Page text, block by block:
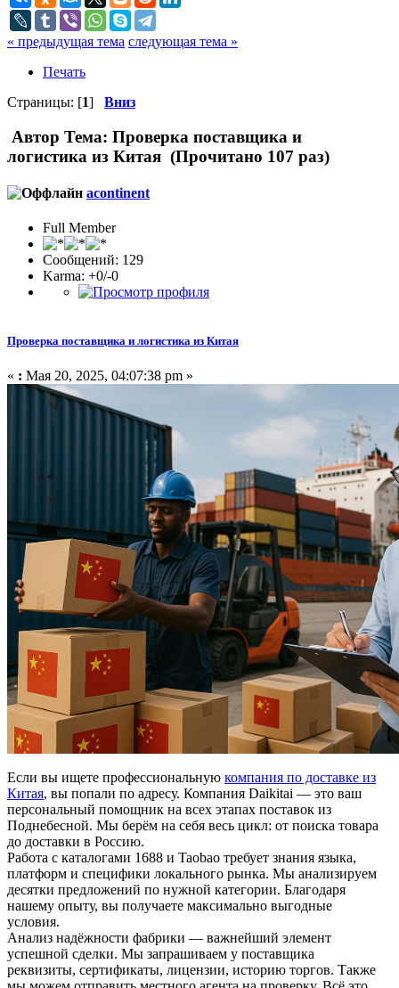
« предыдущая тема следующая тема »
Печать
Страницы: [1] Вниз
Автор Тема: Проверка поставщика и
логистика из Китая (Прочитано 107 раз)
acontinent
Full Member
Сообщений: 129
Karma: +0/-0
Проверка поставщика и логистика из Китая
« : Мая 20, 2025, 04:07:38 pm »
Если вы ищете профессиональную компания по доставке из
Китая, вы попали по адресу. Компания Daikitai — это ваш
персональный помощник на всех этапах поставок из
Поднебесной. Мы берём на себя весь цикл: от поиска товара
до доставки в Россию.
Работа с каталогами 1688 и Taobao требует знания языка,
платформ и специфики локального рынка. Мы анализируем
десятки предложений по нужной категории. Благодаря
нашему опыту, вы получаете максимально выгодные
условия.
Анализ надёжности фабрики — важнейший элемент
успешной сделки. Мы запрашиваем у поставщика
реквизиты, сертификаты, лицензии, историю торгов. Также